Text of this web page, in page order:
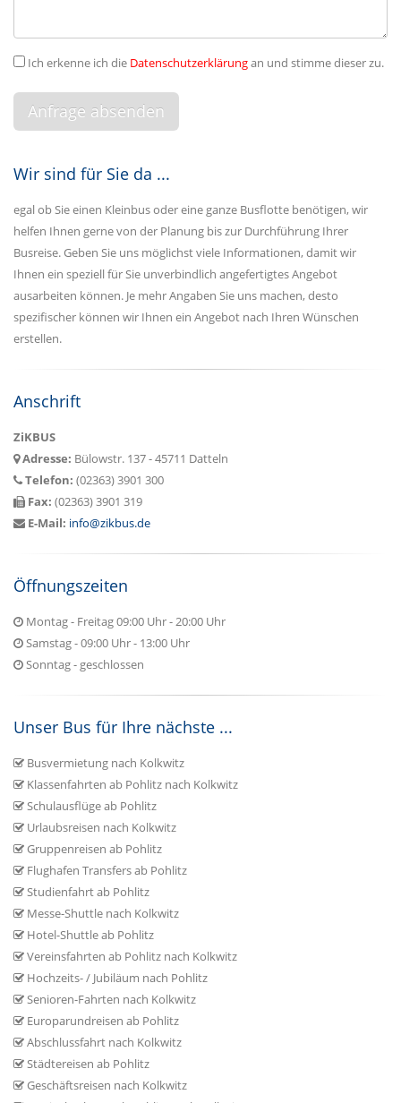
Ich erkenne ich die Datenschutzerklärungan und stimme dieser zu.
Wir sind für Sie da ...
egal ob Sie einen Kleinbus oder eine ganze Busflotte benötigen, wir
helfen Ihnen gerne von der Planung bis zur Durchführung Ihrer
Busreise. Geben Sie uns möglichst viele Informationen, damit wir
Ihnen ein speziell für Sie unverbindlich angefertigtes Angebot
ausarbeiten können. Je mehr Angaben Sie uns machen, desto
spezifischer können wir Ihnen ein Angebot nach Ihren Wünschen
erstellen.
Anschrift
ZiKBUS
Adresse: Bülowstr. 137 - 45711 Datteln
Telefon: (02363) 3901 300
Fax: (02363) 3901 319
E-Mail: info@zikbus.de
Öffnungszeiten
Montag - Freitag 09:00 Uhr - 20:00 Uhr
Samstag - 09:00 Uhr - 13:00 Uhr
Sonntag - geschlossen
Unser Bus für Ihre nächste ...
Busvermietung nach Kolkwitz
Klassenfahrten ab Pohlitz nach Kolkwitz
Schulausflüge ab Pohlitz
Urlaubsreisen nach Kolkwitz
Gruppenreisen ab Pohlitz
Flughafen Transfers ab Pohlitz
Studienfahrt ab Pohlitz
Messe-Shuttle nach Kolkwitz
Hotel-Shuttle ab Pohlitz
Vereinsfahrten ab Pohlitz nach Kolkwitz
Hochzeits- / Jubiläum nach Pohlitz
Senioren-Fahrten nach Kolkwitz
Europarundreisen ab Pohlitz
Abschlussfahrt nach Kolkwitz
Städtereisen ab Pohlitz
Geschäftsreisen nach Kolkwitz